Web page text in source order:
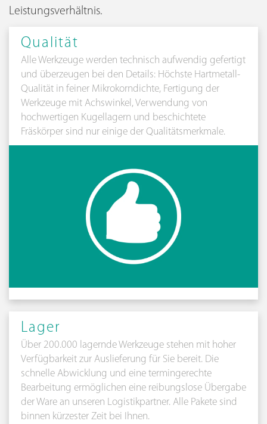
Leistungsverhältnis.
Qualität
Alle Werkzeuge werden technisch aufwendig gefertigt
und überzeugen bei den Details: Höchste Hartmetall-
Qualität in feiner Mikrokorndichte, Fertigung der
Werkzeuge mit Achswinkel, Verwendung von
hochwertigen Kugellagern und beschichtete
Fräskörper sind nur einige der Qualitätsmerkmale.
Lager
Über 200.000 lagernde Werkzeuge stehen mit hoher
Verfügbarkeit zur Auslieferung für Sie bereit. Die
schnelle Abwicklung und eine termingerechte
Bearbeitung ermöglichen eine reibungslose Übergabe
der Ware an unseren Logistikpartner. Alle Pakete sind
binnen kürzester Zeit bei Ihnen.